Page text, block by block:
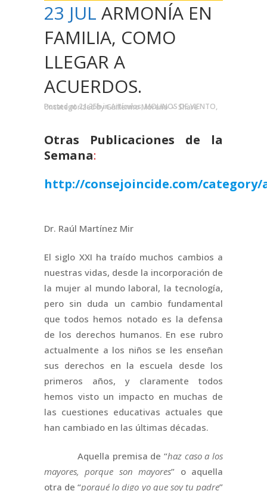
23 JUL ARMONÍA EN
FAMILIA, COMO
LLEGAR A
ACUERDOS.
Posted at 21:35hinArtículos,MOLINOS DE VIENTO,
Uncategorized byGuillermo Moreno Share
Otras Publicaciones de la
Semana:
http://consejoincide.com/
Dr. Raúl Martínez Mir
El siglo XXI ha traído muchos cambios a
nuestras vidas, desde la incorporación de
la mujer al mundo laboral, la tecnología,
pero sin duda un cambio fundamental
que todos hemos notado es la defensa
de los derechos humanos. En ese rubro
actualmente a los niños se les enseñan
sus derechos en la escuela desde los
primeros años, y claramente todos
hemos visto un impacto en muchas de
las cuestiones educativas actuales que
han cambiado en las últimas décadas.
Aquella premisa de “haz caso a los
mayores, porque son mayores” o aquella
otra de “porqué lo digo yo que soy tu padre”